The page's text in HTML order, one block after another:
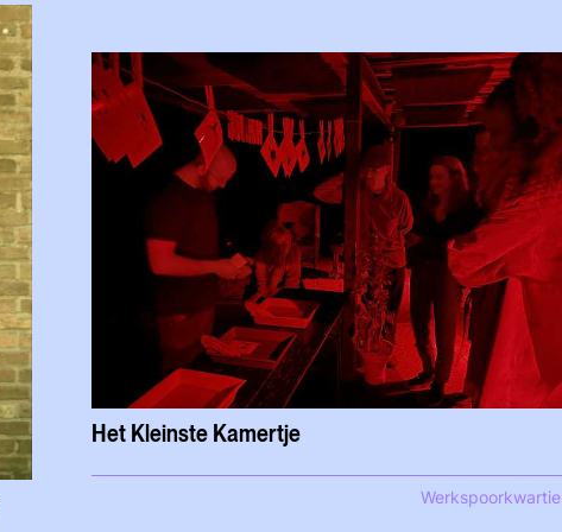
Het Kleinste Kamertje